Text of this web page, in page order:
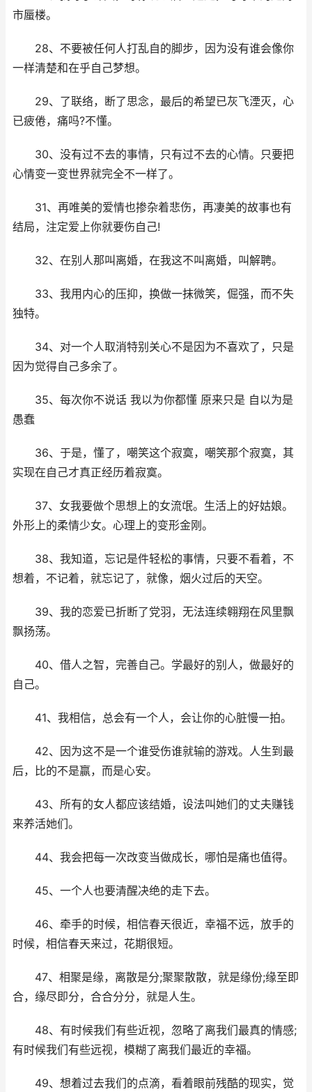
市蜃楼。
28、不要被任何人打乱自的脚步，因为没有谁会像你
一样清楚和在乎自己梦想。
29、了联络，断了思念，最后的希望已灰飞湮灭，心
已疲倦，痛吗?不懂。
30、没有过不去的事情，只有过不去的心情。只要把
心情变一变世界就完全不一样了。
31、再唯美的爱情也掺杂着悲伤，再凄美的故事也有
结局，注定爱上你就要伤自己!
32、在别人那叫离婚，在我这不叫离婚，叫解聘。
33、我用内心的压抑，换做一抹微笑，倔强，而不失
独特。
34、对一个人取消特别关心不是因为不喜欢了，只是
因为觉得自己多余了。
35、每次你不说话 我以为你都懂 原来只是 自以为是
愚蠢
36、于是，懂了，嘲笑这个寂寞，嘲笑那个寂寞，其
实现在自己才真正经历着寂寞。
37、女我要做个思想上的女流氓。生活上的好姑娘。
外形上的柔情少女。心理上的变形金刚。
38、我知道，忘记是件轻松的事情，只要不看着，不
想着，不记着，就忘记了，就像，烟火过后的天空。
39、我的恋爱已折断了党羽，无法连续翱翔在风里飘
飘扬荡。
40、借人之智，完善自己。学最好的别人，做最好的
自己。
41、我相信，总会有一个人，会让你的心脏慢一拍。
42、因为这不是一个谁受伤谁就输的游戏。人生到最
后，比的不是赢，而是心安。
43、所有的女人都应该结婚，设法叫她们的丈夫赚钱
来养活她们。
44、我会把每一次改变当做成长，哪怕是痛也值得。
45、一个人也要清醒决绝的走下去。
46、牵手的时候，相信春天很近，幸福不远，放手的
时候，相信春天来过，花期很短。
47、相聚是缘，离散是分;聚聚散散，就是缘份;缘至即
合，缘尽即分，合合分分，就是人生。
48、有时候我们有些近视，忽略了离我们最真的情感;
有时候我们有些远视，模糊了离我们最近的幸福。
49、想着过去我们的点滴，看着眼前残酷的现实，觉